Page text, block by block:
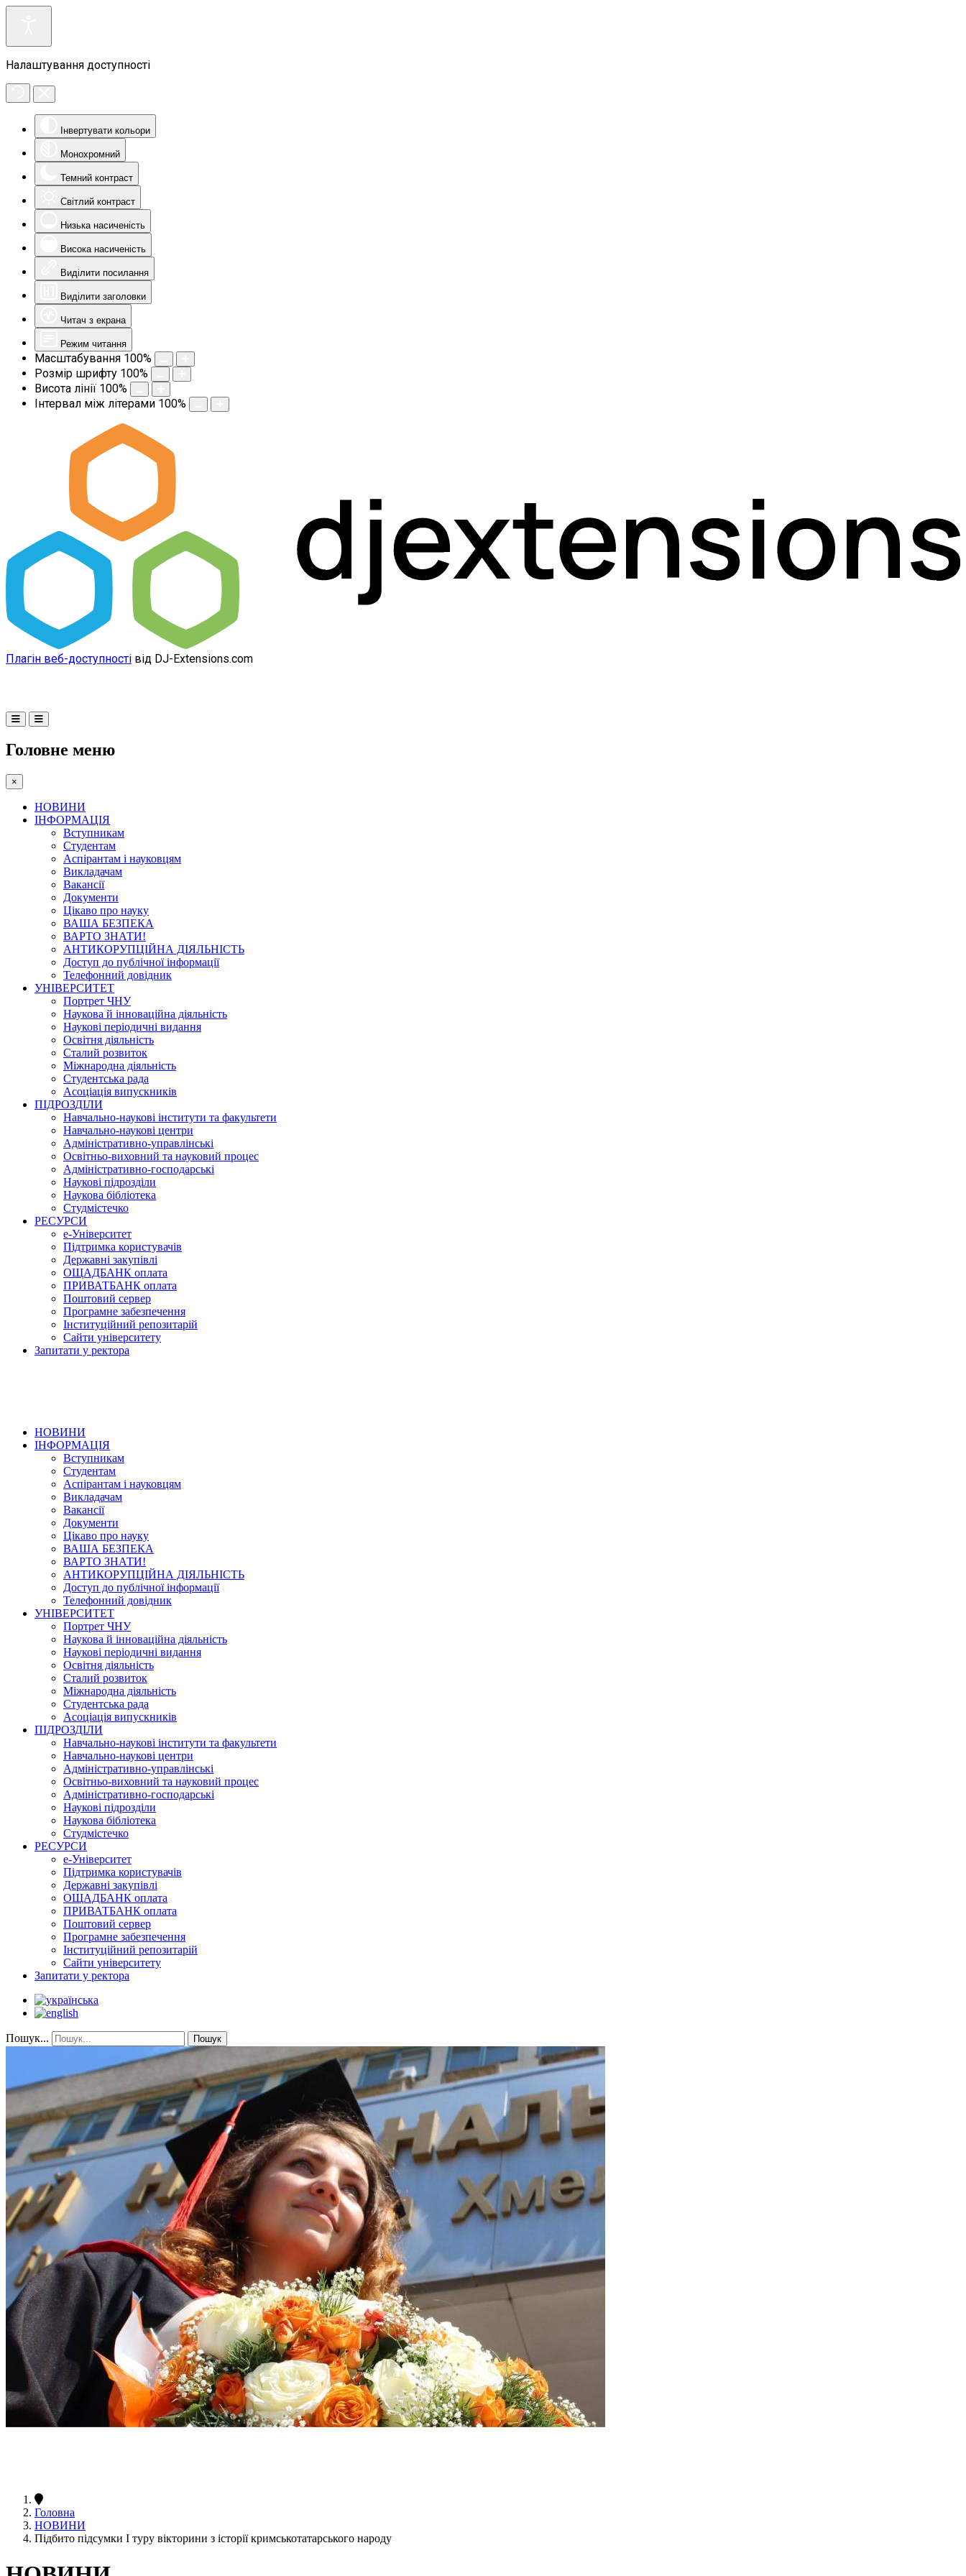
Налаштування доступності
Інвертувати кольори
Монохромний
Темний контраст
Світлий контраст
Низька насиченість
Висока насиченість
Виділити посилання
Виділити заголовки
Читач з екрана
Режим читання
Масштабування 100%
Розмір шрифту 100%
Висота лінії 100%
Інтервал між літерами 100%
Плагін веб-доступності від DJ-Extensions.com
Головне меню
×
НОВИНИ
ІНФОРМАЦІЯ
Вступникам
Студентам
Аспірантам і науковцям
Викладачам
Вакансії
Документи
Цікаво про науку
ВАША БЕЗПЕКА
ВАРТО ЗНАТИ!
АНТИКОРУПЦІЙНА ДІЯЛЬНІСТЬ
Доступ до публічної інформації
Телефонний довідник
УНІВЕРСИТЕТ
Портрет ЧНУ
Наукова й інноваційна діяльність
Наукові періодичні видання
Освітня діяльність
Сталий розвиток
Міжнародна діяльність
Студентська рада
Асоціація випускників
ПІДРОЗДІЛИ
Навчально-наукові інститути та факультети
Навчально-наукові центри
Адміністративно-управлінські
Освітньо-виховний та науковий процес
Адміністративно-господарські
Наукові підрозділи
Наукова бібліотека
Студмістечко
РЕСУРСИ
е-Університет
Підтримка користувачів
Державні закупівлі
ОЩАДБАНК оплата
ПРИВАТБАНК оплата
Поштовий сервер
Програмне забезпечення
Інституційний репозитарій
Сайти університету
Запитати у ректора
НОВИНИ
ІНФОРМАЦІЯ
Вступникам
Студентам
Аспірантам і науковцям
Викладачам
Вакансії
Документи
Цікаво про науку
ВАША БЕЗПЕКА
ВАРТО ЗНАТИ!
АНТИКОРУПЦІЙНА ДІЯЛЬНІСТЬ
Доступ до публічної інформації
Телефонний довідник
УНІВЕРСИТЕТ
Портрет ЧНУ
Наукова й інноваційна діяльність
Наукові періодичні видання
Освітня діяльність
Сталий розвиток
Міжнародна діяльність
Студентська рада
Асоціація випускників
ПІДРОЗДІЛИ
Навчально-наукові інститути та факультети
Навчально-наукові центри
Адміністративно-управлінські
Освітньо-виховний та науковий процес
Адміністративно-господарські
Наукові підрозділи
Наукова бібліотека
Студмістечко
РЕСУРСИ
е-Університет
Підтримка користувачів
Державні закупівлі
ОЩАДБАНК оплата
ПРИВАТБАНК оплата
Поштовий сервер
Програмне забезпечення
Інституційний репозитарій
Сайти університету
Запитати у ректора
Пошук... Пошук
Головна
НОВИНИ
Підбито підсумки І туру вікторини з історії кримськотатарського народу